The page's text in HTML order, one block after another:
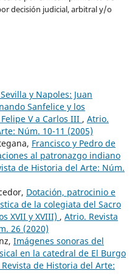
decisión judicial, arbitral y/o
y Napoles: Juan
Sanfelice y los
V a Carlos III , Atrio.
Núm. 10-11 (2005)
Francisco y Pedro de
al patronazgo indiano
de Historia del Arte: Núm.
Dotación, patrocinio e
de la colegiata del Sacro
XVII y XVIII) , Atrio. Revista
26 (2020)
Imágenes sonoras del
en la catedral de El Burgo
de Historia del Arte: